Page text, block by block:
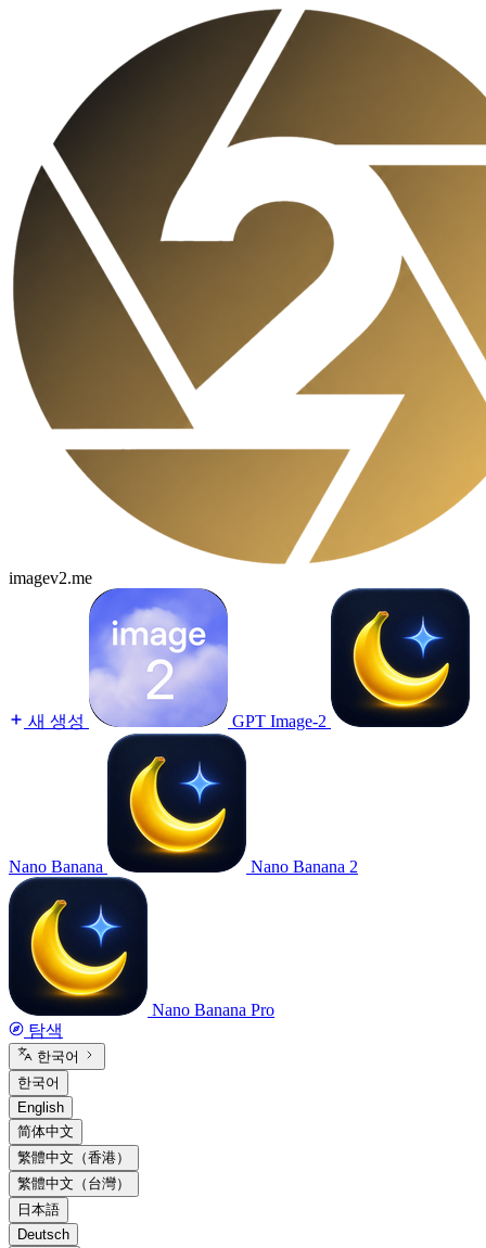
imagev2.me
새 생성 GPT Image-2
Nano Banana Nano Banana 2
Nano Banana Pro
탐색
한국어
한국어
English
简体中文
繁體中文（香港）
繁體中文（台灣）
日本語
Deutsch